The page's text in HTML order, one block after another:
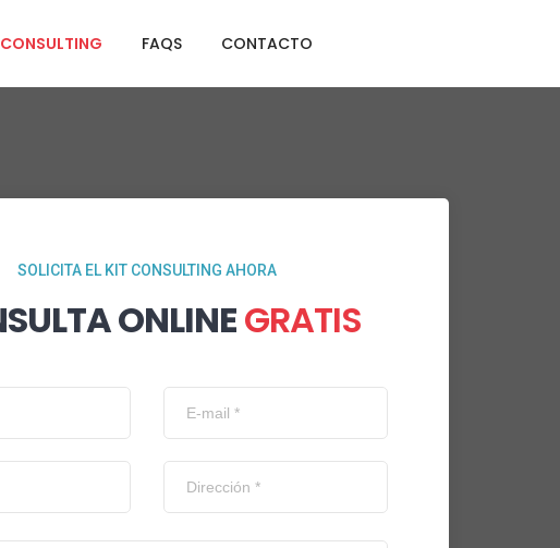
FAQS CONTACTO
SOLICITA EL KIT CONSULTING AHORA
ONLINEGRATIS